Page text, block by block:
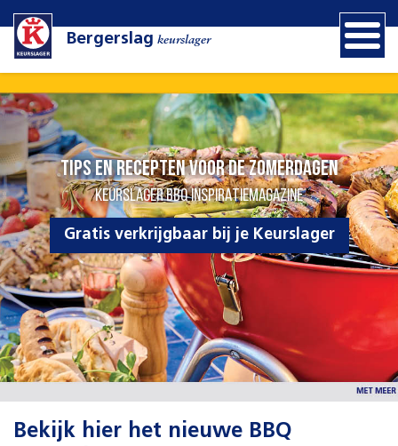
Bergerslag keurslager
Tips en recepten voor de zomerdagen
KEURSLAGER BBQ INSPIRATIEMAGAZINE
Gratis verkrijgbaar bij je Keurslager
Bekijk hier het nieuwe BBQ